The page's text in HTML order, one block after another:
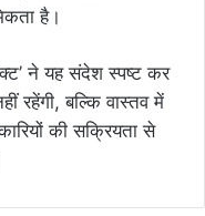
है।
ने यह संदेश स्पष्ट कर
रहेंगी, बल्कि वास्तव में
की सक्रियता से